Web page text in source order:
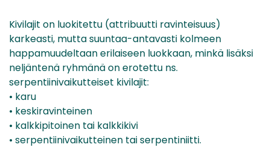
Kivilajit on luokitettu (attribuutti ravinteisuus)
karkeasti, mutta suuntaa-antavasti kolmeen
happamuudeltaan erilaiseen luokkaan, minkä lisäksi
neljäntenä ryhmänä on erotettu ns.
serpentiinivaikutteiset kivilajit:
• karu
• keskiravinteinen
• kalkkipitoinen tai kalkkikivi
• serpentiinivaikutteinen tai serpentiniitti.